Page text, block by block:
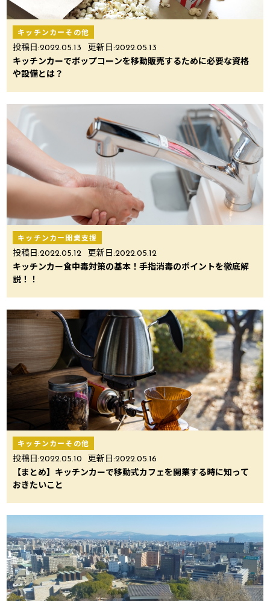
キッチンカーその他
投稿日:2022.05.13 更新日:2022.05.13
キッチンカーでポップコーンを移動販売するために必要な資格
や設備とは？
キッチンカー開業支援
投稿日:2022.05.12 更新日:2022.05.12
キッチンカー食中毒対策の基本！手指消毒のポイントを徹底解
説！！
キッチンカーその他
投稿日:2022.05.10 更新日:2022.05.16
【まとめ】キッチンカーで移動式カフェを開業する時に知って
おきたいこと